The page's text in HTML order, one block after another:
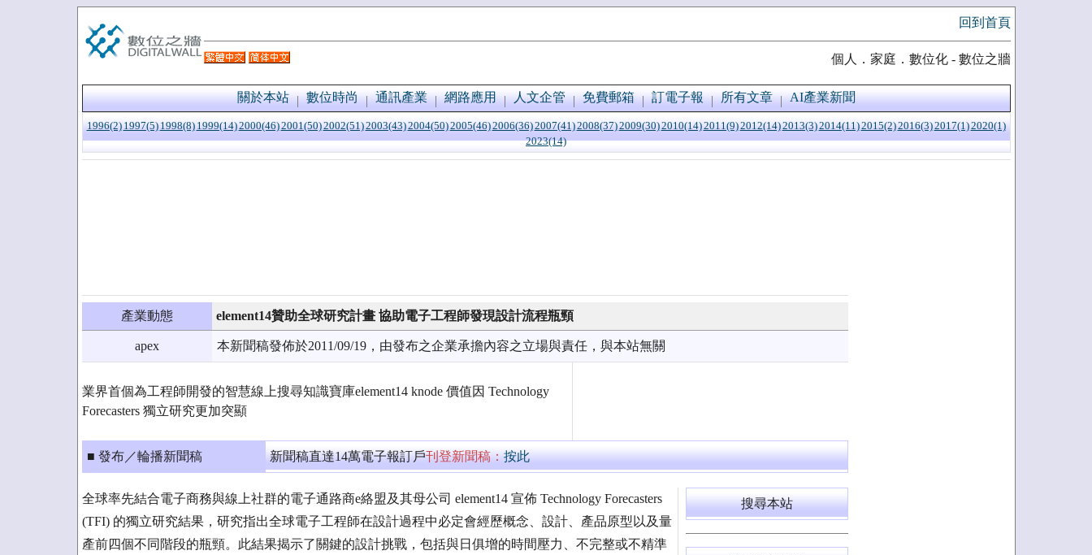
回到首頁
個人．家庭．數位化 - 數位之牆
關於本站 數位時尚 通訊產業 網路應用 人文企管 免費郵箱 訂電子報 所有文章 AI產業新聞
1996(2) 1997(5) 1998(8) 1999(14)2000(46)2001(50)2002(51)2003(43)2004(50)2005(46)2006(36)2007(41)2008(37)2009(30)2010(14)2011(9)2012(14)2013(3)2014(11)2015(2)2016(3)2017(1)2020(1)
2023(14)
產業動態 element14贊助全球研究計畫 協助電子工程師發現設計流程瓶頸
apex 本新聞稿發佈於2011/09/19，由發布之企業承擔內容之立場與責任，與本站無關
業界首個為工程師開發的智慧線上搜尋知識寶庫element14 knode 價值因 Technology
Forecasters 獨立研究更加突顯
■ 發布／輪播新聞稿 新聞稿直達14萬電子報訂戶刊登新聞稿：按此
全球率先結合電子商務與線上社群的電子通路商e絡盟及其母公司 element14 宣佈 Technology Forecasters
(TFI) 的獨立研究結果，研究指出全球電子工程師在設計過程中必定會經歷概念、設計、產品原型以及量
產前四個不同階段的瓶頸。此結果揭示了關鍵的設計挑戰，包括與日俱增的時間壓力、不完整或不精準
搜尋本站